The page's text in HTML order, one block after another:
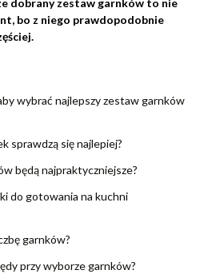
bo z niego prawdopodobnie
wybrać najlepszy zestaw garnków
sprawdzą się najlepiej?
będą najpraktyczniejsze?
do gotowania na kuchni
garnków?
przy wyborze garnków?